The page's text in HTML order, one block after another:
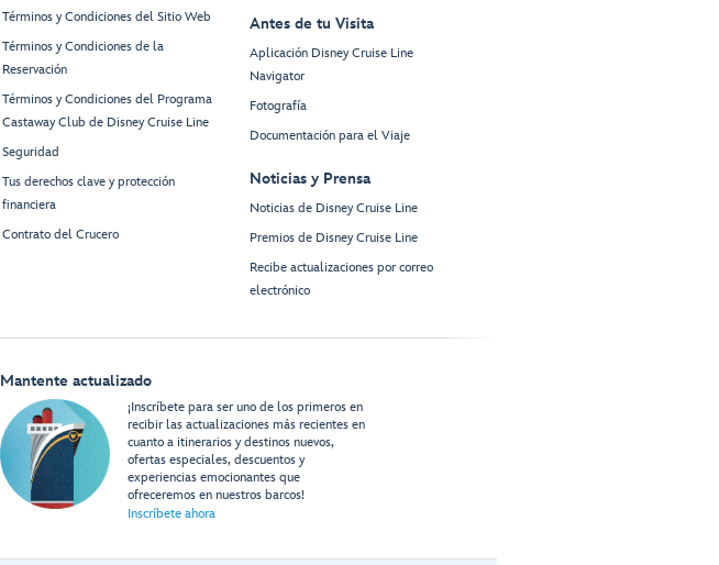
Términos y Condiciones del Sitio Web
Términos y Condiciones de la
Reservación
Términos y Condiciones del Programa
Castaway Club de Disney Cruise Line
Seguridad
Tus derechos clave y protección
financiera
Contrato del Crucero
Antes de tu Visita
Aplicación Disney Cruise Line
Navigator
Fotografía
Documentación para el Viaje
Noticias y Prensa
Noticias de Disney Cruise Line
Premios de Disney Cruise Line
Recibe actualizaciones por correo
electrónico
Mantente actualizado
¡Inscríbete para ser uno de los primeros en
recibir las actualizaciones más recientes en
cuanto a itinerarios y destinos nuevos,
ofertas especiales, descuentos y
experiencias emocionantes que
ofreceremos en nuestros barcos!
Inscríbete ahora